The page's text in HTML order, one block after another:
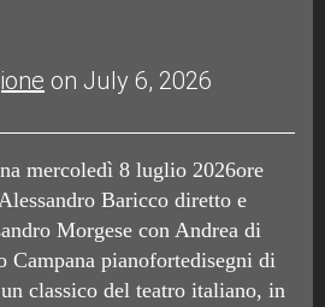
on July 6, 2026
mercoledì 8 luglio 2026ore
Baricco diretto e
Morgese con Andrea di
Campana pianofortedisegni di
classico del teatro italiano, in